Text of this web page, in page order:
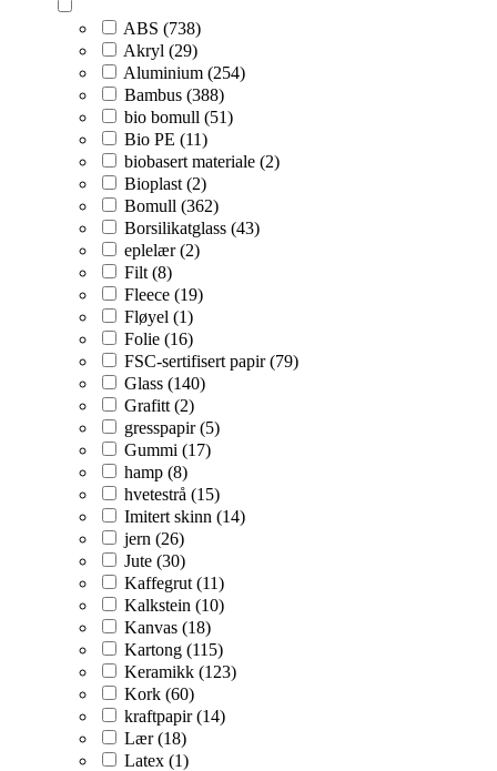
ABS (738)
Akryl (29)
Aluminium (254)
Bambus (388)
bio bomull (51)
Bio PE (11)
biobasert materiale (2)
Bioplast (2)
Bomull (362)
Borsilikatglass (43)
eplelær (2)
Filt (8)
Fleece (19)
Fløyel (1)
Folie (16)
FSC-sertifisert papir (79)
Glass (140)
Grafitt (2)
gresspapir (5)
Gummi (17)
hamp (8)
hvetestrå (15)
Imitert skinn (14)
jern (26)
Jute (30)
Kaffegrut (11)
Kalkstein (10)
Kanvas (18)
Kartong (115)
Keramikk (123)
Kork (60)
kraftpapir (14)
Lær (18)
Latex (1)